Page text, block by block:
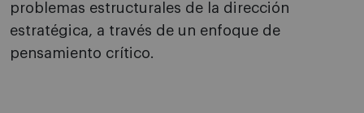
problemas estructurales de la dirección
estratégica, a través de un enfoque de
pensamiento crítico.